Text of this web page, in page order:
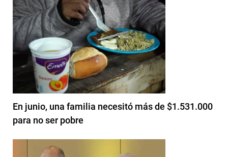
En junio, una familia necesitó más de $1.531.000
para no ser pobre